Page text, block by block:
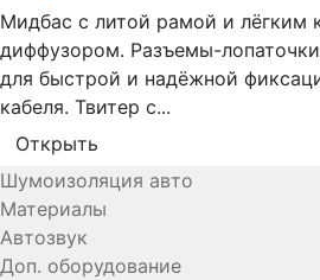
Мидбас с литой рамой и лёгким
диффузором. Разъемы-
для быстрой и надёжной
кабеля. Твитер с...
Открыть
Шумоизоляция авто
Материалы
Автозвук
Доп. оборудование